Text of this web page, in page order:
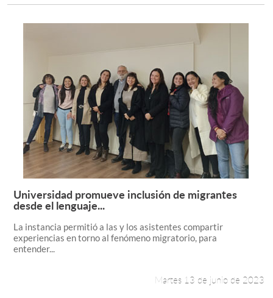
Leer más +
Universidad promueve inclusión de migrantes
desde el lenguaje...
La instancia permitió a las y los asistentes compartir
experiencias en torno al fenómeno migratorio, para
entender...
Martes 13 de junio de 2023